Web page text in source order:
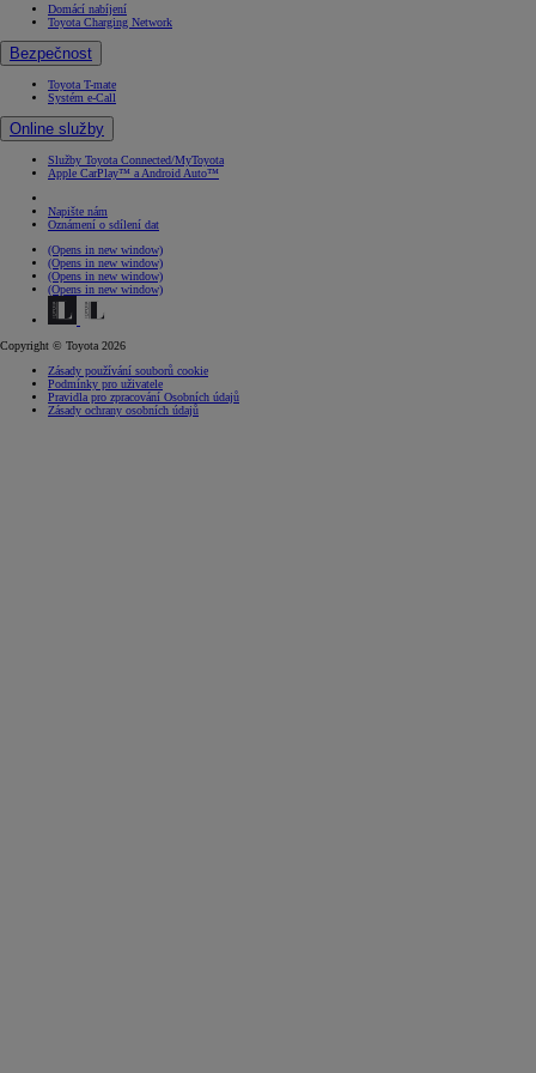
Domácí nabíjení
Toyota Charging Network
Bezpečnost
Toyota T-mate
Systém e-Call
Online služby
Služby Toyota Connected/MyToyota
Apple CarPlay™ a Android Auto™
Napište nám
Oznámení o sdílení dat
(Opens in new window)
(Opens in new window)
(Opens in new window)
(Opens in new window)
Copyright © Toyota 2026
Zásady používání souborů cookie
Podmínky pro uživatele
Pravidla pro zpracování Osobních údajů
Zásady ochrany osobních údajů